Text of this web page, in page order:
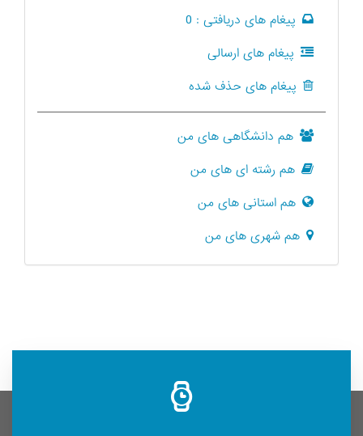
پیغام های دریافتی : 0
پیغام های ارسالی
پیغام های حذف شده
هم دانشگاهی های من
هم رشته ای های من
هم استانی های من
هم شهری های من